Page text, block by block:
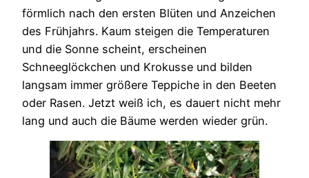
förmlich nach den ersten Blüten und Anzeichen
des Frühjahrs. Kaum steigen die Temperaturen
und die Sonne scheint, erscheinen
Schneeglöckchen und Krokusse und bilden
langsam immer größere Teppiche in den Beeten
oder Rasen. Jetzt weiß ich, es dauert nicht mehr
lang und auch die Bäume werden wieder grün.